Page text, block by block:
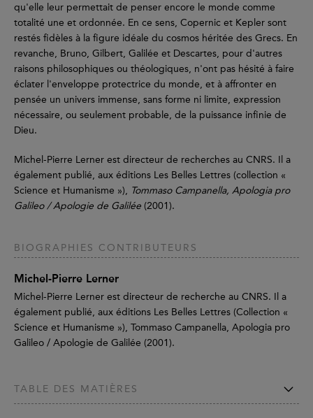
qu'elle leur permettait de penser encore le monde comme
totalité une et ordonnée. En ce sens, Copernic et Kepler sont
restés fidèles à la figure idéale du cosmos héritée des Grecs. En
revanche, Bruno, Gilbert, Galilée et Descartes, pour d'autres
raisons philosophiques ou théologiques, n'ont pas hésité à faire
éclater l'enveloppe protectrice du monde, et à affronter en
pensée un univers immense, sans forme ni limite, expression
nécessaire, ou seulement probable, de la puissance infinie de
Dieu.
Michel-Pierre Lerner est directeur de recherches au CNRS. Il a
également publié, aux éditions Les Belles Lettres (collection «
Science et Humanisme »), Tommaso Campanella, Apologia pro
Galileo / Apologie de Galilée (2001).
BIOGRAPHIES CONTRIBUTEURS
Michel-Pierre Lerner
Michel-Pierre Lerner est directeur de recherche au CNRS. Il a
également publié, aux éditions Les Belles Lettres (Collection «
Science et Humanisme »), Tommaso Campanella, Apologia pro
Galileo / Apologie de Galilée (2001).
TABLE DES MATIÈRES